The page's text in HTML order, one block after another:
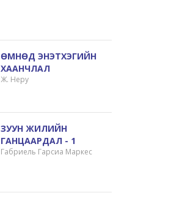
ӨМНӨД ЭНЭТХЭГИЙН
ХААНЧЛАЛ
Ж. Неру
ЗУУН ЖИЛИЙН
ГАНЦААРДАЛ - 1
Габриель Гарсиа Маркес